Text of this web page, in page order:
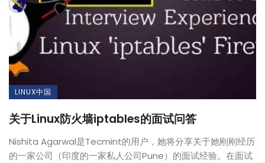
LINUX中国
关于Linux防火墙iptables的面试问答
Nishita Agarwal是Tecmint的用户，她将分享关于她刚刚经历
的一家公司（印度的一家私人公司Pune）的面试经验。在面试